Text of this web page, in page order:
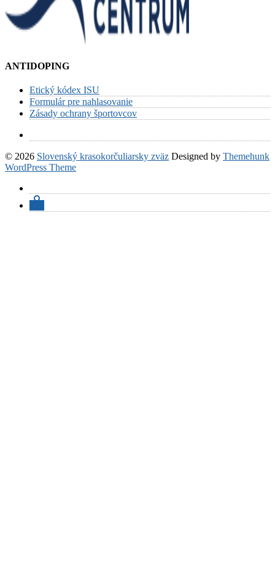
ANTIDOPING
Etický kódex ISU
Formulár pre nahlasovanie
Zásady ochrany športovcov
© 2026 Slovenský krasokorčuliarsky zväz Designed by Themehunk
WordPress Theme